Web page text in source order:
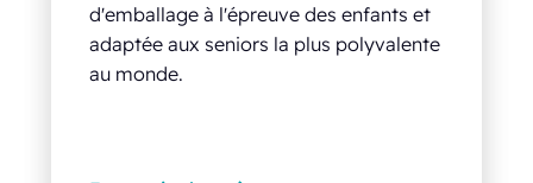
d'emballage à l'épreuve des enfants et
adaptée aux seniors la plus polyvalente
au monde.